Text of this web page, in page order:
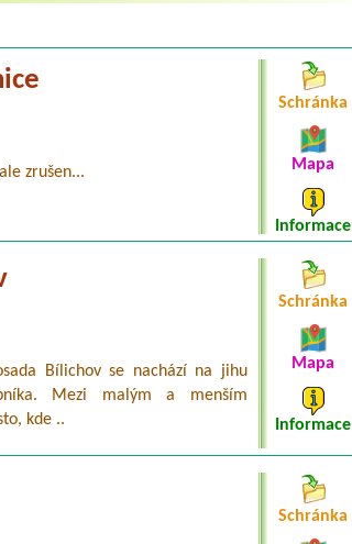
zrušen...
Schránka
Mapa
Informace
Bílichov se nachází na jihu
Mezi malým a menším
kde ..
Schránka
Mapa
Informace
Schránka